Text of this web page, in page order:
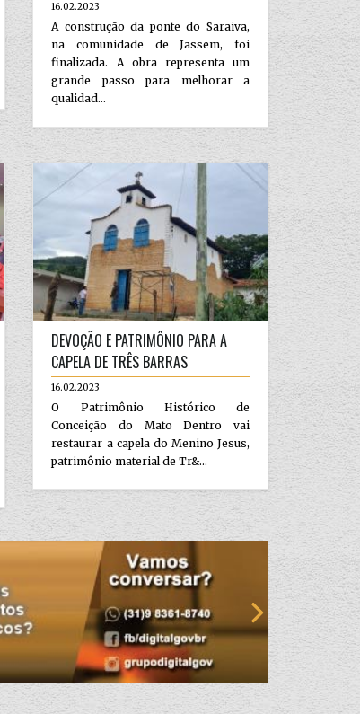
16.02.2023
A construção da ponte do Saraiva,
na comunidade de Jassem, foi
finalizada. A obra representa um
grande passo para melhorar a
qualidad...
DEVOÇÃO E PATRIMÔNIO PARA A
CAPELA DE TRÊS BARRAS
16.02.2023
O Patrimônio Histórico de
Conceição do Mato Dentro vai
restaurar a capela do Menino Jesus,
patrimônio material de Tr&...